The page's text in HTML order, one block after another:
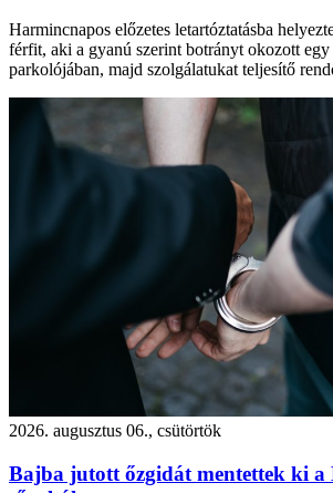
Harmincnapos előzetes letartóztatásba
férfit, aki a gyanú szerint botrányt okozott
parkolójában, majd szolgálatukat teljesítő
2026. augusztus 06., csütörtök
Bajba jutott őzgidát mentettek ki a